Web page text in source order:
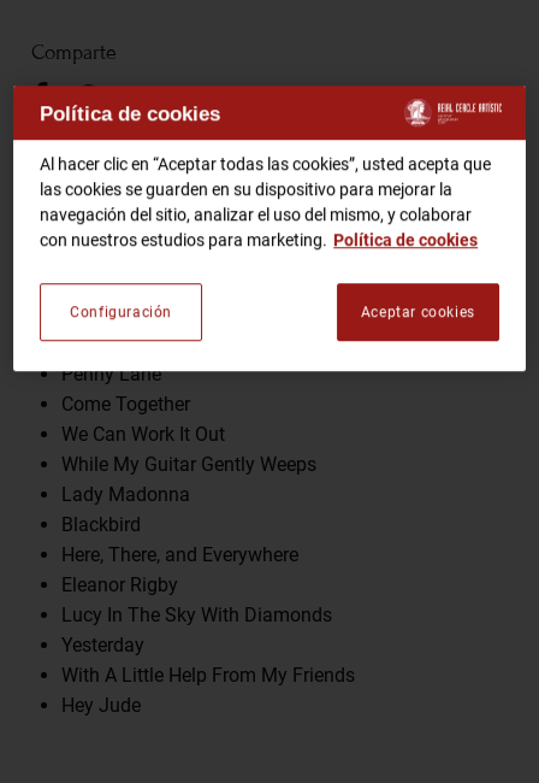
RCA TV
Gastronomic Experience 360º
Entradas Eventos
CA ES
Comparte
Programa
Here Comes The Sun
I Want To Hold Your Hand
Help!
Michelle
Penny Lane
Come Together
We Can Work It Out
While My Guitar Gently Weeps
Lady Madonna
Blackbird
Here, There, and Everywhere
Eleanor Rigby
Lucy In The Sky With Diamonds
Yesterday
With A Little Help From My Friends
Hey Jude
Política de cookies
Al hacer clic en “Aceptar todas las cookies”, usted acepta que
las cookies se guarden en su dispositivo para mejorar la
navegación del sitio, analizar el uso del mismo, y colaborar
con nuestros estudios para marketing. Política de cookies
Aceptar cookies
Configuración